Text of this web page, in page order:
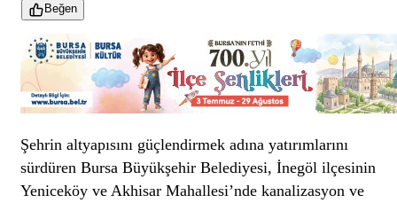
Beğen
Şehrin altyapısını güçlendirmek adına yatırımlarını
sürdüren Bursa Büyükşehir Belediyesi, İnegöl ilçesinin
Yeniceköy ve Akhisar Mahallesi’nde kanalizasyon ve